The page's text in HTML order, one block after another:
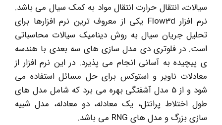
سیالات، انتقال حرارت انتقال مواد به کمک سیال می باشد.
نرم افزار Flow3d یکی از معروف ترین نرم افزارها برای
تحلیل جریان سیال به روش دینامیک سیالات محاسباتی
است. در فلوتری دی مدل سازی های سه بعدی با هندسه
ی پیچیده به آسانی انجام می پذیرد. در این نرم افزار از
معادلات ناویر و استوکس برای حل مسائل استفاده می
شود و از 5 مدل آشفتگی بهره می برد که شامل مدل های
طول اختلاط پرانتل، یک معادله، دو معادله، مدل شبیه
سازی بزرگ و مدل های RNG می باشد.